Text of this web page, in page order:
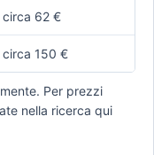
circa 62 €
circa 150 €
Per prezzi
nella ricerca qui